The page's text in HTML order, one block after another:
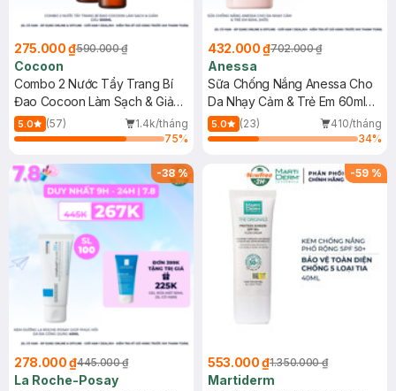
275.000 ₫590.000 ₫
Cocoon
Combo 2 Nước Tẩy Trang Bí
Đao Cocoon Làm Sạch & Giảm
Dầu 500ml
5.0 (57)
1.4k/tháng
75%
432.000 ₫702.000 ₫
Anessa
Sữa Chống Nắng Anessa Cho
Da Nhạy Cảm & Trẻ Em 60ml
(Mới)
5.0 (23)
410/tháng
34%
-38%
278.000 ₫445.000 ₫
La Roche-Posay
-59 %
553.000 ₫1.350.000 ₫
Martiderm